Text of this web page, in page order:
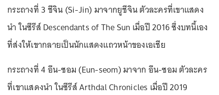
กระถางที่ 3 ชีจิน (Si-Jin) มาจากยูชีจิน ตัวละครที่เขาแสดง
นำ ในซีรีส์ Descendants of The Sun เมื่อปี 2016 ซึ่งบทนี้เอง
ที่ส่งให้เขากลายเป็นนักแสดงแถวหน้าของเอเชีย
กระถางที่ 4 อึน-ซอม (Eun-seom) มาจาก อึน-ซอม ตัวละคร
ที่เขาแสดงนำ ในซีรีส์ Arthdal Chronicles เมื่อปี 2019